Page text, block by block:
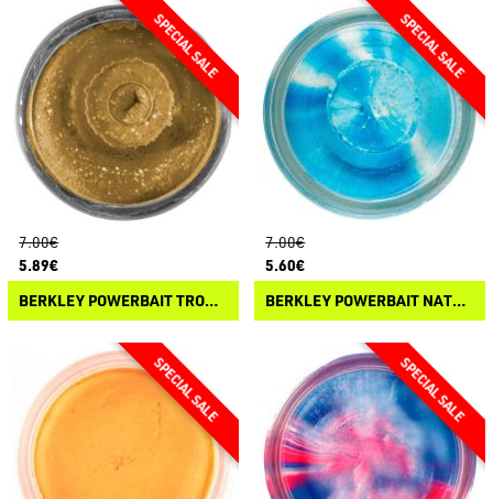
7.00€
5.89€
BERKLEY POWERBAIT TROUT BAIT
7.00€
5.60€
BERKLEY POWERBAIT NATURAL GLITTER TROUT BAIT